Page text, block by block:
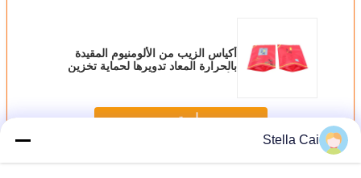
أكياس الزيب من الألومنيوم المقيدة
بالحرارة المعاد تدويرها لحماية تخزين
استمر
أكثركيس تغليف المواد الغذائية
Stella Cai